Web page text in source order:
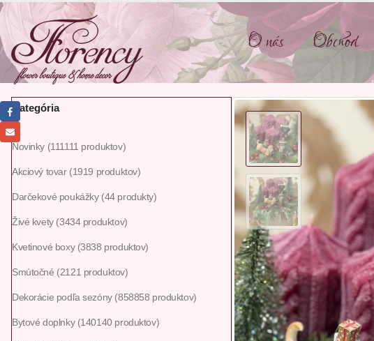
O nás Obchod
Kategória
Novinky 111111 produktov
Akciový tovar 1919 produktov
Darčekové poukážky 44 produkty
Živé kvety 3434 produktov
Kvetinové boxy 3838 produktov
Smútočné 21 21 produktov
Dekorácie podľa sezóny 858858 produktov
Bytové doplnky 140140 produktov